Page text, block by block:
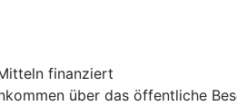
finanziert
über das öffentliche